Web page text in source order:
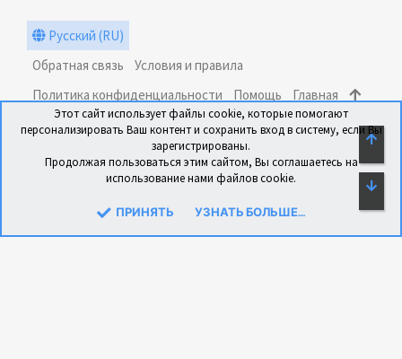
Русский (RU)
Обратная связь
Условия и правила
Политика конфиденциальности
Помощь Главная
Перевод: xen-foro.com.ua
Этот сайт использует файлы cookie, которые помогают
персонализировать Ваш контент и сохранить вход в систему, если Вы
зарегистрированы.
Продолжая пользоваться этим сайтом, Вы соглашаетесь на
использование нами файлов cookie.
ПРИНЯТЬ УЗНАТЬ БОЛЬШЕ....